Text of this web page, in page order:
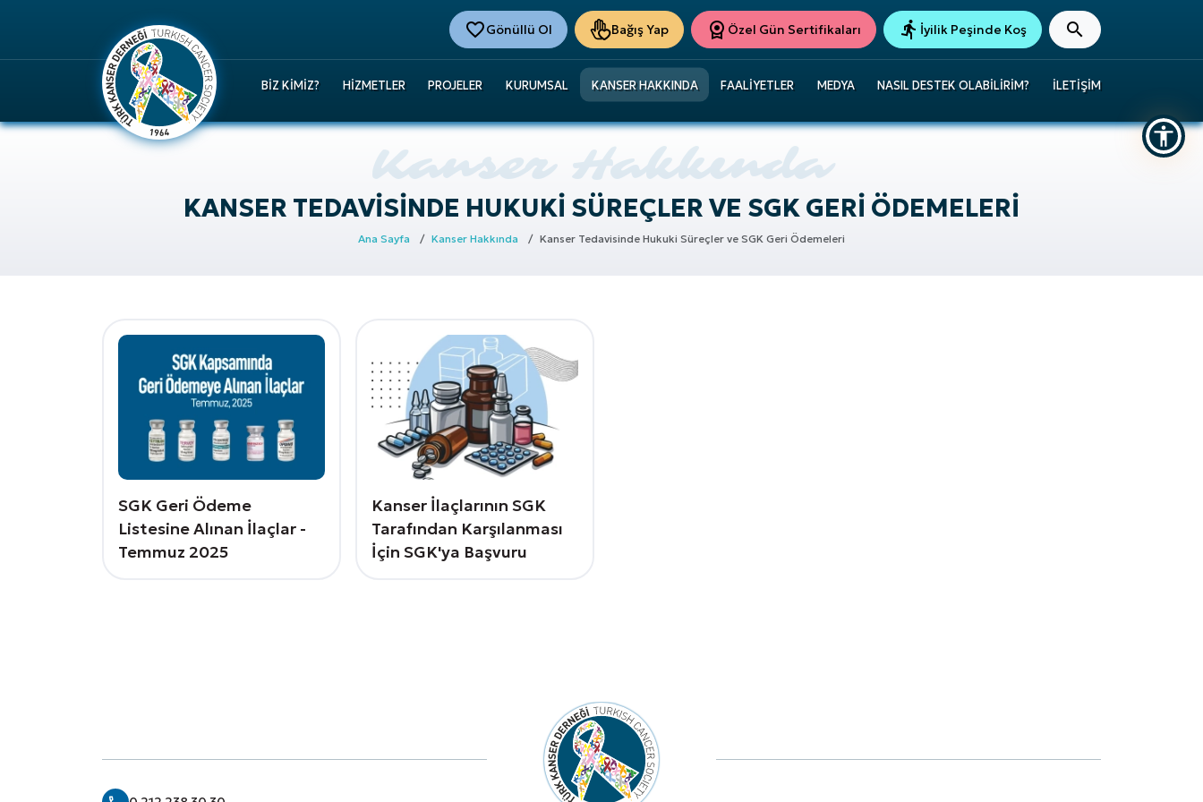
Gönüllü Ol Bağış Yap Özel Gün Sertifikaları İyilik Peşinde Koş
BIZ KIMIZ? HIZMETLER PROJELER KURUMSAL KANSER HAKKINDA FAALIYETLER MEDYA NASIL DESTEK OLABILIRIM? İLETIŞIM
KANSER TEDAVISINDE HUKUKI SÜREÇLER VE SGK GERI ÖDEMELERI
Ana Sayfa Kanser Hakkında Kanser Tedavisinde Hukuki Süreçler ve SGK Geri Ödemeleri
SGK Geri Ödeme
Listesine Alınan İlaçlar -
Temmuz 2025
Kanser İlaçlarının SGK
Tarafından Karşılanması
İçin SGK'ya Başvuru